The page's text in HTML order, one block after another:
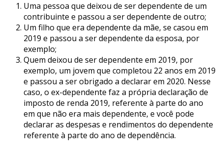
Uma pessoa que deixou de ser dependente de um
contribuinte e passou a ser dependente de outro;
Um filho que era dependente da mãe, se casou em
2019 e passou a ser dependente da esposa, por
exemplo;
Quem deixou de ser dependente em 2019, por
exemplo, um jovem que completou 22 anos em 2019
e passou a ser obrigado a declarar em 2020. Nesse
caso, o ex-dependente faz a própria declaração de
imposto de renda 2019, referente à parte do ano
em que não era mais dependente, e você pode
declarar as despesas e rendimentos do dependente
referente à parte do ano de dependência.